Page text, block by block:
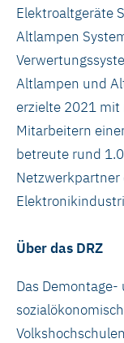
Elektroaltgeräte
Altlampen
Altlampen und
erzielte 2021
Mitarbeitern
betreute rund
Netzwerkpartner
Über das DRZ
Das